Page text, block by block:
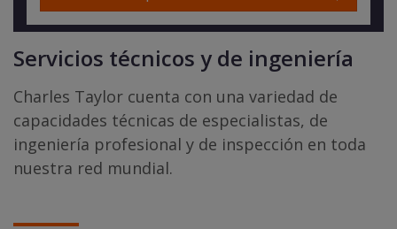
Servicios técnicos y de ingeniería
Charles Taylor cuenta con una variedad de
capacidades técnicas de especialistas, de
ingeniería profesional y de inspección en toda
nuestra red mundial.